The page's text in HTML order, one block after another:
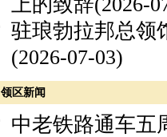
驻琅勃拉邦总领
(2026-07-03)
领区新闻
中老铁路通车五